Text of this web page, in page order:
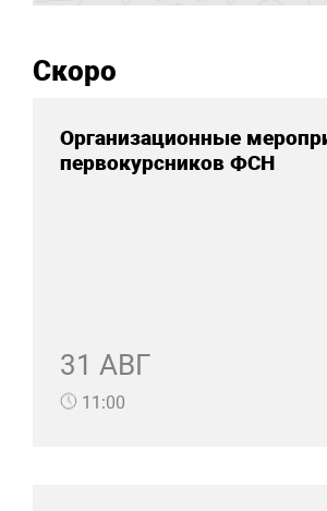
Скоро
Организационные
первокурсников ФСН
31 АВГ
11:00